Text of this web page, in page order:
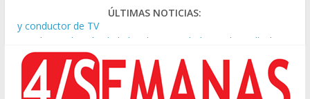
ÚLTIMAS NOTICIAS:
Tras la aprobación de la ley de propiedad privada, Bullrich
Causa AFA: el juez Amarante calificó de “ficción judicial” el
traslado del expediente a Campana
A pocas cuadras de La Bombonera chocaron un tren y un